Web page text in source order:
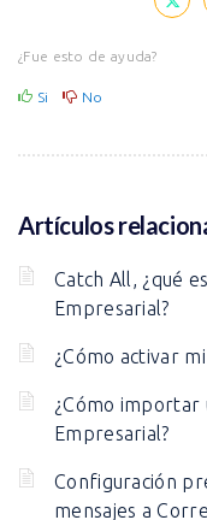
¿Fue esto de ayuda?
Si No
Artículos
Catch All, ¿qué
Empresarial?
¿Cómo activar
¿Cómo importar
Empresarial?
Configuración
mensajes a